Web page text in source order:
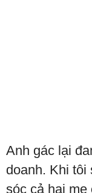
Anh gác lại
doanh. Khi tôi
sóc cả hai